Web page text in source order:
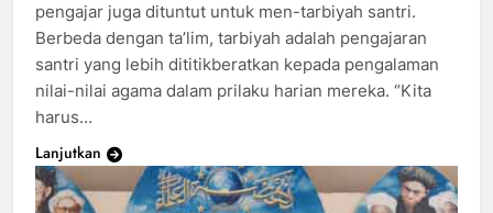
pengajar juga dituntut untuk men-tarbiyah santri.
Berbeda dengan ta’lim, tarbiyah adalah pengajaran
santri yang lebih dititikberatkan kepada pengalaman
nilai-nilai agama dalam prilaku harian mereka. “Kita
harus…
Lanjutkan